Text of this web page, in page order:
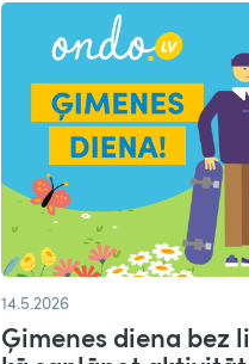
14.5.2026
Ģimenes diena bez